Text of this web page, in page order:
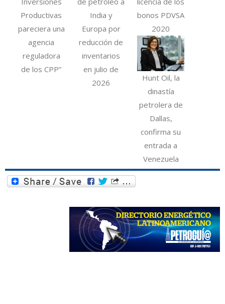
Productivas
pareciera una
agencia
reguladora
de los CPP”
India y
Europa por
reducción de
inventarios
en julio de
2026
bonos PDVSA
2020
Hunt Oil, la
dinastía
petrolera de
Dallas,
confirma su
entrada a
Venezuela